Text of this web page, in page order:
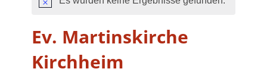
Hinweis
Ev. Martinskirche
Kirchheim